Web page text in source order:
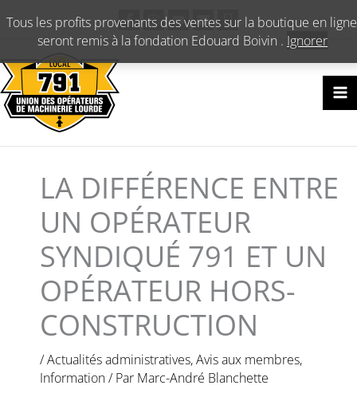
Tous les profits provenants des ventes sur la boutique en
seront remis à la fondation Edouard Boivin . Ignorer
au
contenu
LA DIFFÉRENCE ENTRE
UN OPÉRATEUR
SYNDIQUÉ 791 ET UN
OPÉRATEUR HORS-
CONSTRUCTION
/Actualités administratives,Avis aux membres,
Information/ Par Marc-André Blanchette